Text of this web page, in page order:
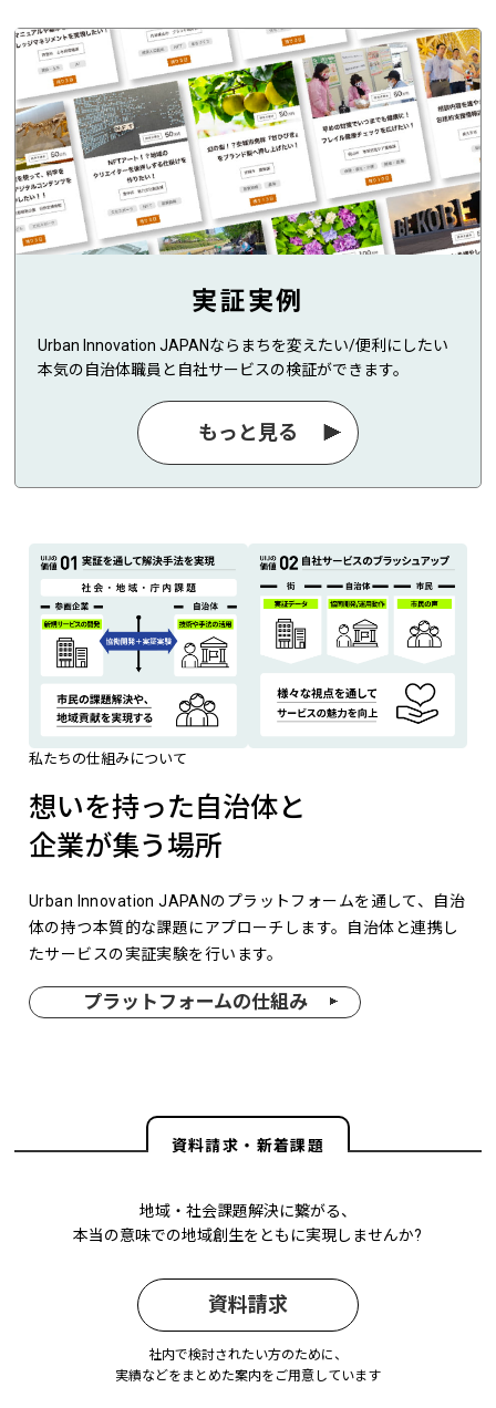
実証実例
Urban Innovation JAPANならまちを変えたい/便利にしたい
本気の自治体職員と自社サービスの検証ができます。
もっと見る
私たちの仕組みについて
想いを持った自治体と
企業が集う場所
Urban Innovation JAPANのプラットフォームを通して、自治
体の持つ本質的な課題にアプローチします。自治体と連携し
たサービスの実証実験を行います。
プラットフォームの仕組み
資料請求・新着課題
地域・社会課題解決に繋がる、
本当の意味での地域創生をともに実現しませんか?
資料請求
社内で検討されたい方のために、
実績などをまとめた案内をご用意しています